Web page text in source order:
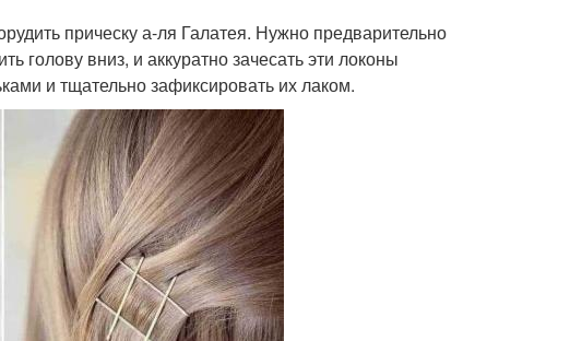
прическу а-ля Галатея. Нужно предварительно
голову вниз, и аккуратно зачесать эти локоны
и тщательно зафиксировать их лаком.